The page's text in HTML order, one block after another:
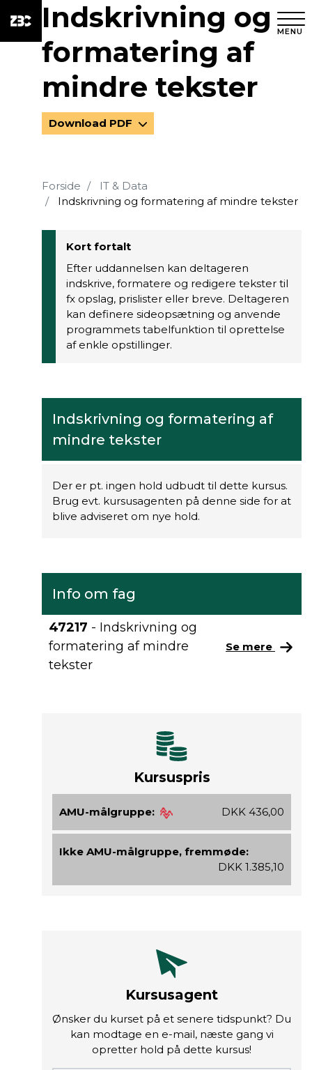
MENU
Indskrivning og
formatering af
mindre tekster
Download PDF
Forside
IT & Data
Indskrivning og formatering af mindre tekster
Kort fortalt
Efter uddannelsen kan deltageren
indskrive, formatere og redigere tekster til
fx opslag, prislister eller breve. Deltageren
kan definere sideopsætning og anvende
programmets tabelfunktion til oprettelse
af enkle opstillinger.
Indskrivning og formatering af
mindre tekster
Der er pt. ingen hold udbudt til dette kursus.
Brug evt. kursusagenten på denne side for at
blive adviseret om nye hold.
Info om fag
47217 - Indskrivning og
formatering af mindre
tekster
Se mere
Kursuspris
AMU-målgruppe: DKK 436,00
Ikke AMU-målgruppe, fremmøde:
DKK 1.385,10
Kursusagent
Ønsker du kurset på et senere tidspunkt? Du
kan modtage en e-mail, næste gang vi
opretter hold på dette kursus!